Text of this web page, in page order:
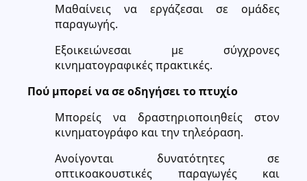
Μαθαίνεις να εργάζεσαι σε ομάδες
παραγωγής.
Εξοικειώνεσαι με σύγχρονες
κινηματογραφικές πρακτικές.
Πού μπορεί να σε οδηγήσει το πτυχίο
Μπορείς να δραστηριοποιηθείς στον
κινηματογράφο και την τηλεόραση.
Ανοίγονται δυνατότητες σε
οπτικοακουστικές παραγωγές και